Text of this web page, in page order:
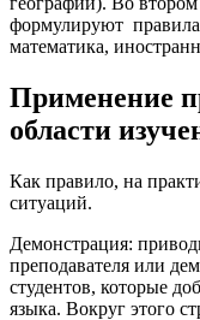
формулируют
математика,
Применение
области
Как правило, на
ситуаций.
Демонстрация:
преподавателя или
студентов, которые
языка. Вокруг этого